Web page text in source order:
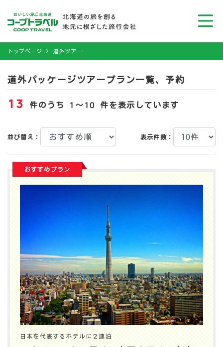
トップページ 道外ツアー
道外パッケージツアープラン一覧、予約
13 件のうち 1〜10 件を表示しています
並び替え： 表示件数：
おすすめプラン
日本を代表するホテルに２連泊